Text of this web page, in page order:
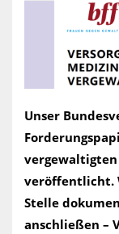
Unser
vergewaltigten
veröffentlicht.
Stelle
anschließen –